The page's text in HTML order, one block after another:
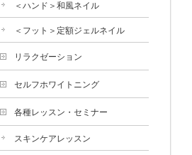
＜ハンド＞和風ネイル
＜フット＞定額ジェルネイル
リラクゼーション
セルフホワイトニング
各種レッスン・セミナー
スキンケアレッスン